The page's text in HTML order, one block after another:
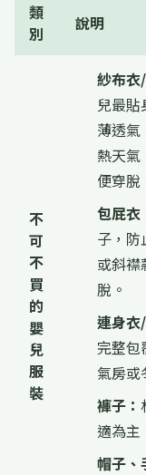
類
別
說明
不
可
不
買
的
嬰
兒
服
裝
紗布衣
兒最
薄透氣
熱天氣
便穿脫
包屁衣
子，防
或斜襟
脫。
連身衣
完整包
氣房或
褲子：
適為主
帽子、